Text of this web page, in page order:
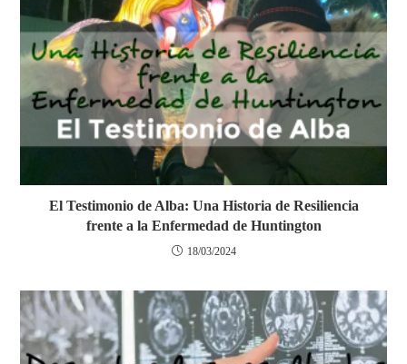
El Testimonio de Alba: Una Historia de Resiliencia
frente a la Enfermedad de Huntington
18/03/2024